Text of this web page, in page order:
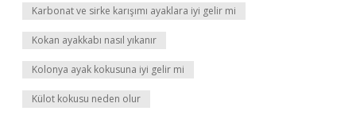
Karbonat ve sirke karışımı ayaklara iyi gelir mi
Kokan ayakkabı nasıl yıkanır
Kolonya ayak kokusuna iyi gelir mi
Külot kokusu neden olur